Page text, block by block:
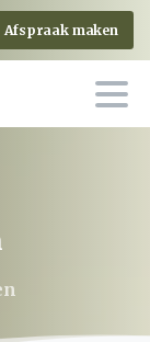
Afspraak maken